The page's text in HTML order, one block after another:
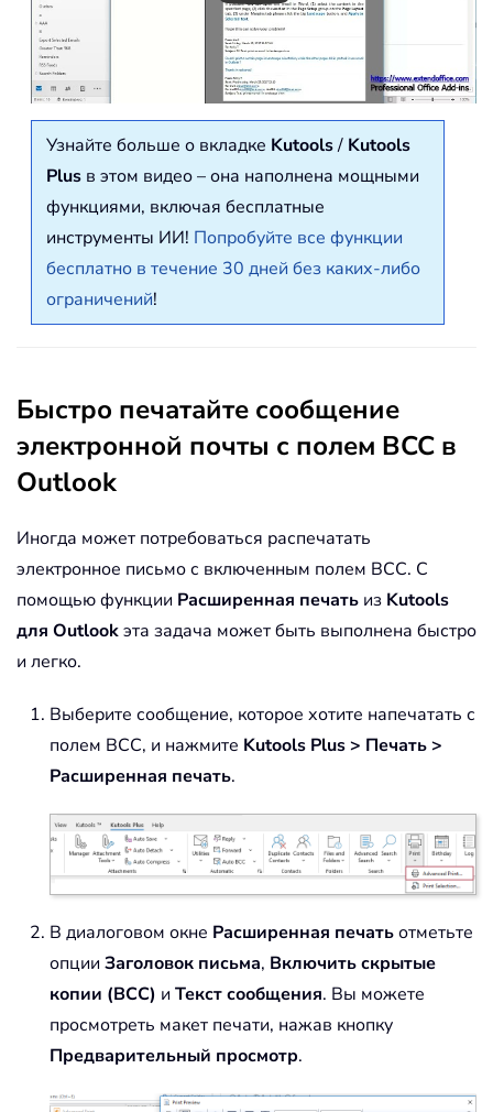
Узнайте больше о вкладке Kutools/ Kutools
Plus в этом видео – она наполнена мощными
функциями, включая бесплатные
инструменты ИИ! Попробуйте все функции
бесплатно в течение 30 дней без каких-либо
ограничений!
Быстро печатайте сообщение
электронной почты с полем BCC в
Outlook
Иногда может потребоваться распечатать
электронное письмо с включенным полем BCC. С
помощью функции Расширенная печать из Kutools
для Outlookэта задача может быть выполнена быстро
и легко.
Выберите сообщение, которое хотите напечатать с
полем BCC, и нажмите Kutools Plus > Печать >
Расширенная печать.
В диалоговом окне Расширенная печатьотметьте
опции Заголовок письма, Включить скрытые
копии (BCC) и Текст сообщения. Вы можете
просмотреть макет печати, нажав кнопку
Предварительный просмотр.